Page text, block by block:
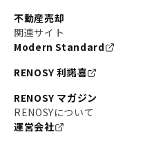
不動産売却
関連サイト
Modern Standard
RENOSY 利諾喜
RENOSY マガジン
RENOSYについて
運営会社